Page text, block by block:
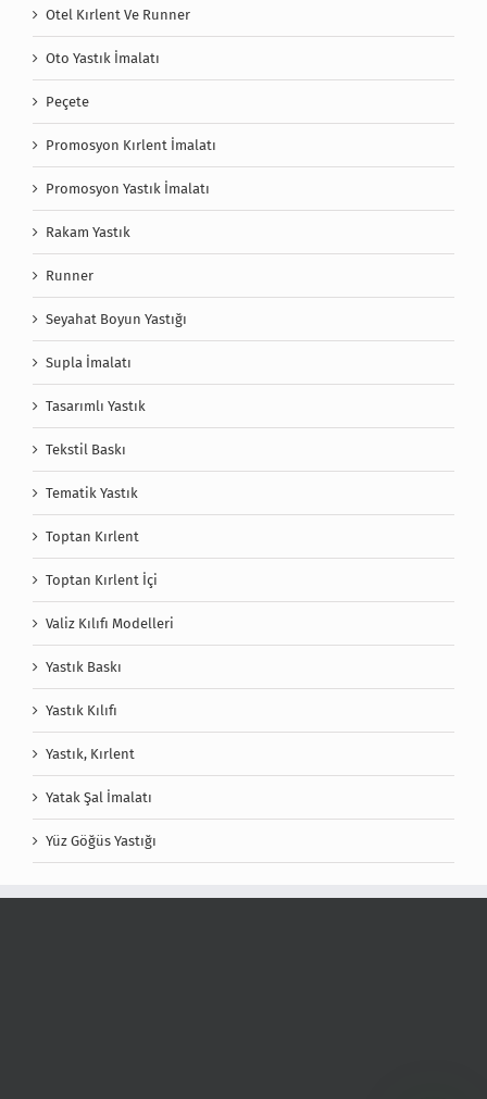
Otel Kırlent Ve Runner
Oto Yastık İmalatı
Peçete
Promosyon Kırlent İmalatı
Promosyon Yastık İmalatı
Rakam Yastık
Runner
Seyahat Boyun Yastığı
Supla İmalatı
Tasarımlı Yastık
Tekstil Baskı
Tematik Yastık
Toptan Kırlent
Toptan Kırlent İçi
Valiz Kılıfı Modelleri
Yastık Baskı
Yastık Kılıfı
Yastık, Kırlent
Yatak Şal İmalatı
Yüz Göğüs Yastığı